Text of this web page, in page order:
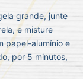
grande, junte
e misture
papel-alumínio e
por 5 minutos,